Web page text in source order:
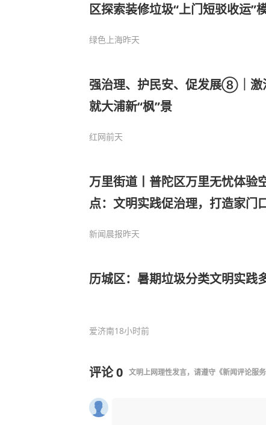
区探索装修垃圾“上门短驳收运”
绿色上海昨天
强治理、护民安、促发展⑧｜激
就大浦新“枫”景
红网前天
万里街道丨普陀区万里无忧体验
点：文明实践促治理，打造家门
新闻晨报昨天
历城区：暑期垃圾分类文明实践
爱济南18小时前
评论0 文明上网理性发言，请遵守 《新闻评论服